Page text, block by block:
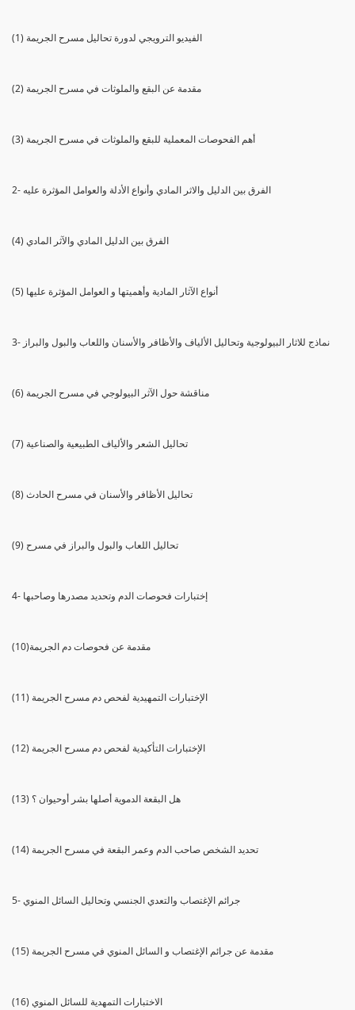
(1) الفيديو الترويجي لدورة تحاليل مسرح الجريمة
(2) مقدمة عن البقع والملوثات في مسرح الجريمة
(3) أهم الفحوصات المعملية للبقع والملوثات في مسرح الجريمة
2- الفرق بين الدليل والاثر المادي وأنواع الأدلة والعوامل المؤثرة عليه
(4) الفرق بين الدليل المادي والآثر المادي
(5) أنواع الآثار المادية وأهميتها و العوامل المؤثرة عليها
3- نماذج للاثار البيولوجية وتحاليل الألياف والأظافر والأسنان واللعاب والبول والبراز
(6) مناقشة حول الآثر البيولوجي في مسرح الجريمة
(7) تحاليل الشعر والألياف الطبيعية والصناعية
(8) تحاليل الأظافر والأسنان في مسرح الحادث
(9) تحاليل اللعاب والبول والبراز في مسرح
4- إختبارات فحوصات الدم وتحديد مصدرها وصاحبها
(10)مقدمة عن فحوصات دم الجريمة
(11) الإختبارات التمهيدية لفحص دم مسرح الجريمة
(12) الإختبارات التأكيدية لفحص دم مسرح الجريمة
(13) هل البقعة الدموية أصلها بشر أوحيوان ؟
(14) تحديد الشخص صاحب الدم وعمر البقعة في مسرح الجريمة
5- جرائم الإغتصاب والتعدي الجنسي وتحاليل السائل المنوي
(15) مقدمة عن جرائم الإغتصاب و السائل المنوي في مسرح الجريمة
(16) الاختبارات التمهدية للسائل المنوي